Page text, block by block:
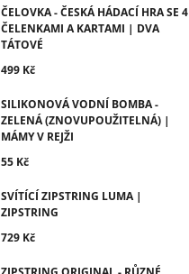
ČELOVKA - ČESKÁ HÁDACÍ HRA SE 4
ČELENKAMI A KARTAMI | DVA
TÁTOVÉ
499 Kč
SILIKONOVÁ VODNÍ BOMBA -
ZELENÁ (ZNOVUPOUŽITELNÁ) |
MÁMY V REJŽI
55 Kč
SVÍTÍCÍ ZIPSTRING LUMA |
ZIPSTRING
729 Kč